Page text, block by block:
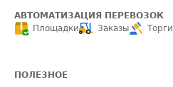
АВТОМАТИЗАЦИЯ ПЕРЕВОЗОК
Площадки
Заказы Торги
ПОЛЕЗНОЕ